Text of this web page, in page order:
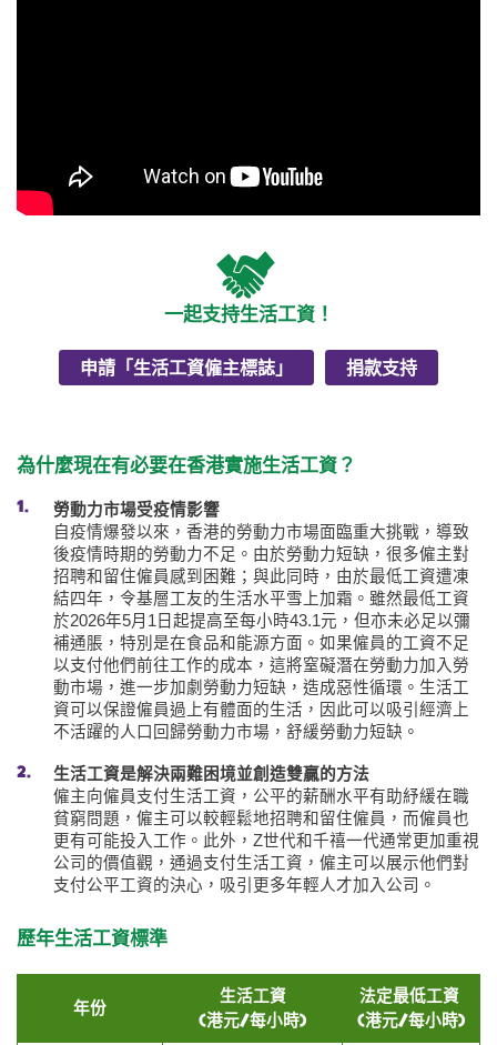
一起支持生活工資！
申請「生活工資僱主標誌」 捐款支持
為什麼現在有必要在香港實施生活工資？
勞動力市場受疫情影響
自疫情爆發以來，香港的勞動力市場面臨重大挑戰，導致
後疫情時期的勞動力不足 。由於勞動力短缺，很多僱主對
招聘和留住僱員感到困難；與此同時，由於最低工資遭凍
結四年，令基層工友的生活水平雪上加霜。雖然最低工資
於2026年5月1日起提高至每小時43.1元，但亦未必足以彌
補通脹，特別是在食品和能源方面。如果僱員的工資不足
以支付他們前往工作的成本，這將窒礙潛在勞動力加入勞
動市場，進一步加劇勞動力短缺，造成惡性循環。生活工
資可以保證僱員過上有體面的生活，因此可以吸引經濟上
不活躍的人口回歸勞動力市場，舒緩勞動力短缺。
生活工資是解決兩難困境並創造雙贏的方法
僱主向僱員支付生活工資，公平的薪酬水平有助紓緩在職
貧窮問題，僱主可以較輕鬆地招聘和留住僱員，而僱員也
更有可能投入工作。此外，Z世代和千禧一代通常更加重視
公司的價值觀，通過支付生活工資，僱主可以展示他們對
支付公平工資的決心，吸引更多年輕人才加入公司。
歷年生活工資標準
年份
生活工資
(港元/每小時)
法定最低工資
(港元/每小時)